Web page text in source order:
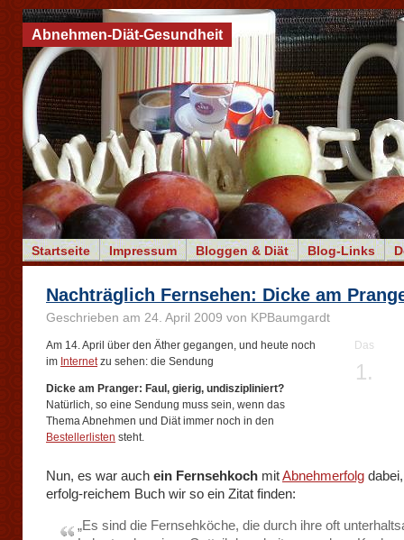
Startseite Impressum Bloggen & Diät Blog-Links
Abnehmen-Diät-Gesundheit
Nachträglich Fernsehen: Dicke am
Geschrieben am 24. April 2009 von KPBaumgardt
Am 14. April über den Äther gegangen, und heute noch
im Internetzu sehen: die Sendung
Dicke am Pranger: Faul, gierig, undiszipliniert?
Natürlich, so eine Sendung muss sein, wenn das
Thema Abnehmen und Diät immer noch in den
Bestellerlisten steht.
Das
1.
Nun, es war auch ein Fernsehkoch mitAbnehmerfolg
erfolg-reichem Buch wir so ein Zitat finden:
„Es sind die Fernsehköche, die durch ihre oft